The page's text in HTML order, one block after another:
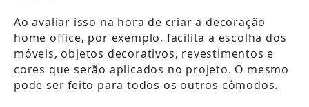
Ao avaliar isso na hora de criar a decoração
home office, por exemplo, facilita a escolha dos
móveis, objetos decorativos, revestimentos e
cores que serão aplicados no projeto. O mesmo
pode ser feito para todos os outros cômodos.